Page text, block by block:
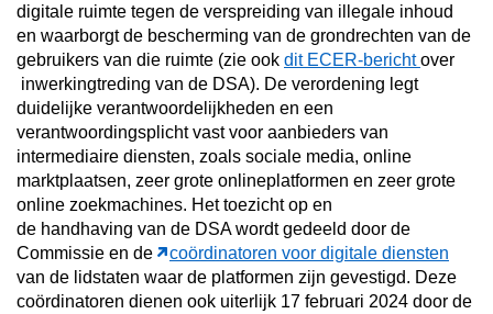
digitale ruimte tegen de verspreiding van illegale inhoud
en waarborgt de bescherming van de grondrechten van de
gebruikers van die ruimte (zie ook dit ECER-bericht over
inwerkingtreding van de DSA). De verordening legt
duidelijke verantwoordelijkheden en een
verantwoordingsplicht vast voor aanbieders van
intermediaire diensten, zoals sociale media, online
marktplaatsen, zeer grote onlineplatformen en zeer grote
online zoekmachines. Hettoezichtop en
de handhaving van de DSA wordt gedeeld door de
Commissie en de
coördinatoren voor digitale diensten
van de lidstaten waar de platformen zijn gevestigd. Deze
coördinatoren dienen ook uiterlijk 17 februari 2024 door de